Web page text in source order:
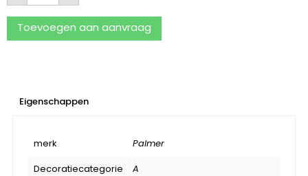
Toevoegen aan aanvraag
Eigenschappen
merk
Palmer
Decoratiecategorie
A